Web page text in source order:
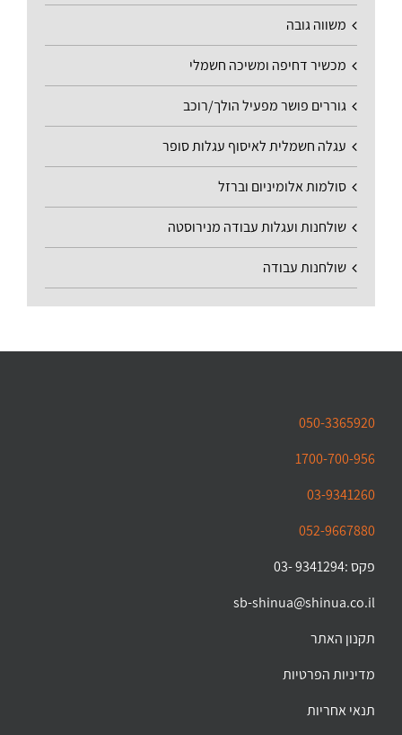
משווה גובה
מכשיר דחיפה ומשיכה חשמלי
גוררים פושר מפעיל הולך/רוכב
עגלה חשמלית לאיסוף עגלות סופר
סולמות אלומיניום וברזל
שולחנות ועגלות עבודה מנירוסטה
שולחנות עבודה
050-3365920
1700-700-956
03-9341260
052-9667880
פקס :9341294 -03
sb-shinua@shinua.co.il
תקנון האתר
מדיניות הפרטיות
תנאי אחריות